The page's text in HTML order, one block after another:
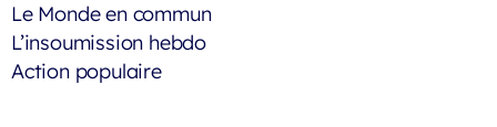
Le Monde en commun
L’insoumission hebdo
Action populaire